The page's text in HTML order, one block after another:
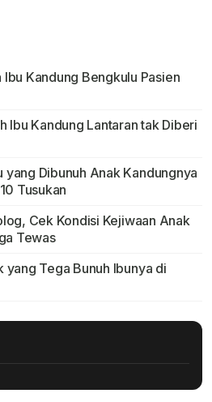
Kandung Bengkulu Pasien
Ibu Kandung Lantaran tak Diberi
yang Dibunuh Anak Kandungnya
Tusukan
Cek Kondisi Kejiwaan Anak
Tewas
yang Tega Bunuh Ibunya di